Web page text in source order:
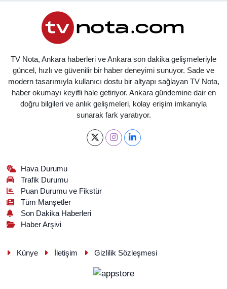
TV Nota, Ankara haberleri ve Ankara son dakika gelişmeleriyle
güncel, hızlı ve güvenilir bir haber deneyimi sunuyor. Sade ve
modern tasarımıyla kullanıcı dostu bir altyapı sağlayan TV Nota,
haber okumayı keyifli hale getiriyor. Ankara gündemine dair en
doğru bilgileri ve anlık gelişmeleri, kolay erişim imkanıyla
sunarak fark yaratıyor.
Hava Durumu
Trafik Durumu
Puan Durumu ve Fikstür
Tüm Manşetler
Son Dakika Haberleri
Haber Arşivi
Künye İletişim Gizlilik Sözleşmesi